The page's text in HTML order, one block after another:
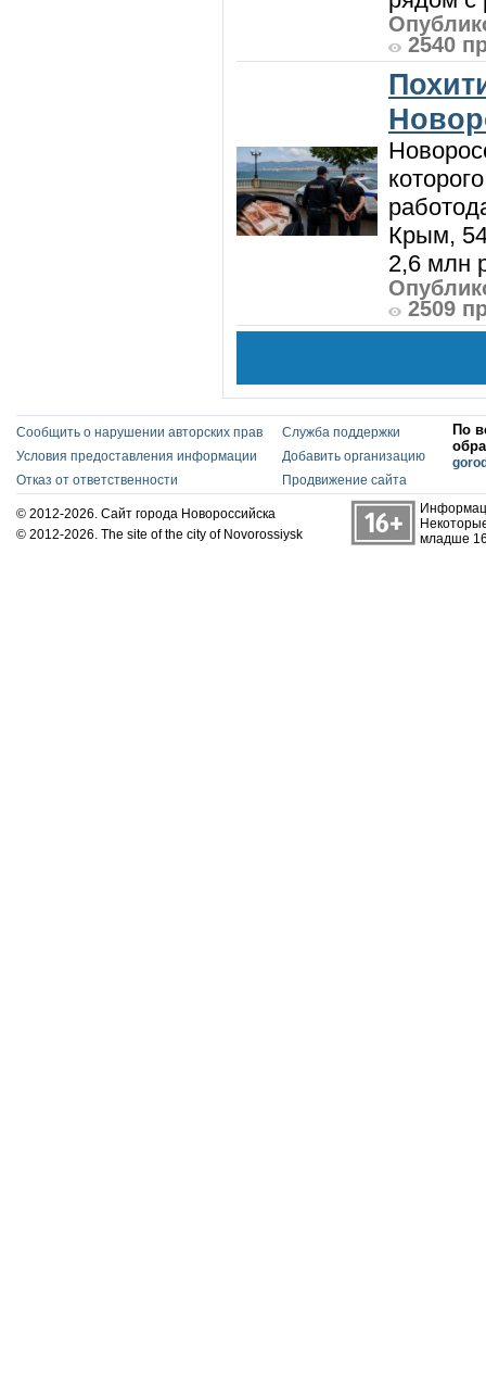
2540
Крым,
2,6 млн
2509
Сообщить о нарушении авторских прав
Условия предоставления информации
Отказ от ответственности
Служба поддержки
Добавить организацию
Продвижение сайта
По
© 2012-2026. Сайт города Новороссийска
© 2012-2026. The site of the city of Novorossiysk
младше